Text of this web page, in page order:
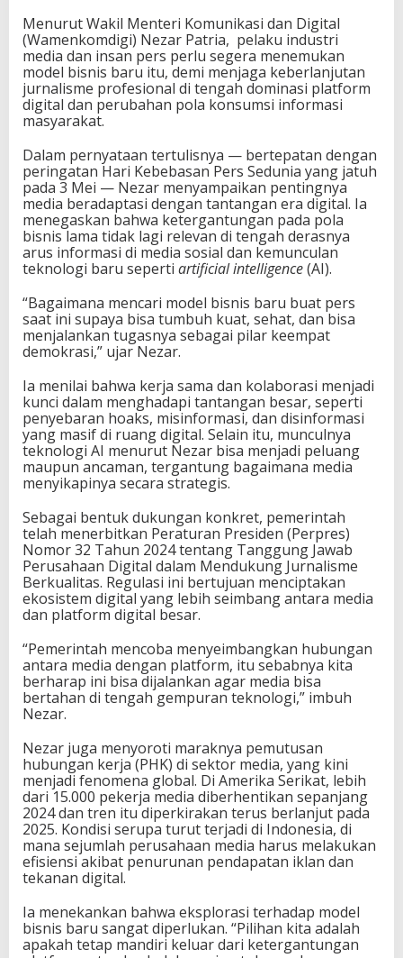
Menurut Wakil Menteri Komunikasi dan Digital
(Wamenkomdigi) Nezar Patria, pelaku industri
media dan insan pers perlu segera menemukan
model bisnis baru itu, demi menjaga keberlanjutan
jurnalisme profesional di tengah dominasi platform
digital dan perubahan pola konsumsi informasi
masyarakat.
Dalam pernyataan tertulisnya — bertepatan dengan
peringatan Hari Kebebasan Pers Sedunia yang jatuh
pada 3 Mei — Nezar menyampaikan pentingnya
media beradaptasi dengan tantangan era digital. Ia
menegaskan bahwa ketergantungan pada pola
bisnis lama tidak lagi relevan di tengah derasnya
arus informasi di media sosial dan kemunculan
teknologi baru seperti artificial intelligence(AI).
“Bagaimana mencari model bisnis baru buat pers
saat ini supaya bisa tumbuh kuat, sehat, dan bisa
menjalankan tugasnya sebagai pilar keempat
demokrasi,” ujar Nezar.
Ia menilai bahwa kerja sama dan kolaborasi menjadi
kunci dalam menghadapi tantangan besar, seperti
penyebaran hoaks, misinformasi, dan disinformasi
yang masif di ruang digital. Selain itu, munculnya
teknologi AI menurut Nezar bisa menjadi peluang
maupun ancaman, tergantung bagaimana media
menyikapinya secara strategis.
Sebagai bentuk dukungan konkret, pemerintah
telah menerbitkan Peraturan Presiden (Perpres)
Nomor 32 Tahun 2024 tentang Tanggung Jawab
Perusahaan Digital dalam Mendukung Jurnalisme
Berkualitas. Regulasi ini bertujuan menciptakan
ekosistem digital yang lebih seimbang antara media
dan platform digital besar.
“Pemerintah mencoba menyeimbangkan hubungan
antara media dengan platform, itu sebabnya kita
berharap ini bisa dijalankan agar media bisa
bertahan di tengah gempuran teknologi,” imbuh
Nezar.
Nezar juga menyoroti maraknya pemutusan
hubungan kerja (PHK) di sektor media, yang kini
menjadi fenomena global. Di Amerika Serikat, lebih
dari 15.000 pekerja media diberhentikan sepanjang
2024 dan tren itu diperkirakan terus berlanjut pada
2025. Kondisi serupa turut terjadi di Indonesia, di
mana sejumlah perusahaan media harus melakukan
efisiensi akibat penurunan pendapatan iklan dan
tekanan digital.
Ia menekankan bahwa eksplorasi terhadap model
bisnis baru sangat diperlukan. “Pilihan kita adalah
apakah tetap mandiri keluar dari ketergantungan